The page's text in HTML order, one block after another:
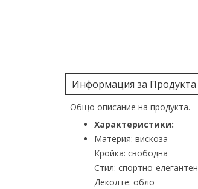
Информация за Продукта
Общо описание на продукта.
Характеристики:
Материя: вискоза
Кройка: свободна
Стил: спортно-елегантен
Деколте: обло